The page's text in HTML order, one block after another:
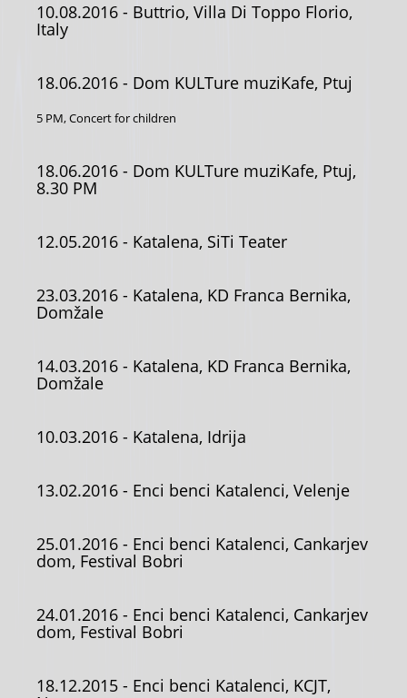
10.08.2016 - Buttrio, Villa Di Toppo Florio,
Italy
18.06.2016 - Dom KULTure muziKafe, Ptuj
5 PM, Concert for children
18.06.2016 - Dom KULTure muziKafe, Ptuj,
8.30 PM
12.05.2016 - Katalena, SiTi Teater
23.03.2016 - Katalena, KD Franca Bernika,
Domžale
14.03.2016 - Katalena, KD Franca Bernika,
Domžale
10.03.2016 - Katalena, Idrija
13.02.2016 - Enci benci Katalenci, Velenje
25.01.2016 - Enci benci Katalenci, Cankarjev
dom, Festival Bobri
24.01.2016 - Enci benci Katalenci, Cankarjev
dom, Festival Bobri
18.12.2015 - Enci benci Katalenci, KCJT,